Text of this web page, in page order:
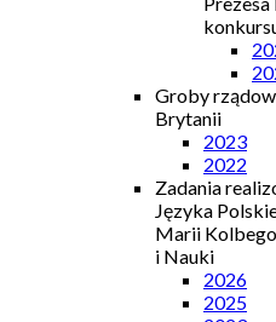
Groby
Brytanii
2023
2022
Zadania
Języka
Marii
i Nauki
2026
2025